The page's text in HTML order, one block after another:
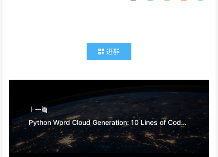
进群
上一篇
Python Word Cloud Generation: 10 Lines of Code to Make Your Text Data Beautiful, Your Boss Will Be Impressed